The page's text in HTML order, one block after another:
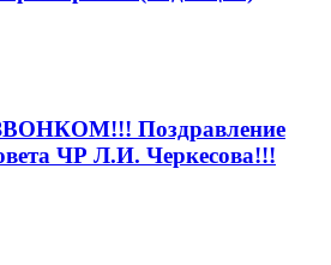
Поздравление
ЧР Л.И. Черкесова!!!